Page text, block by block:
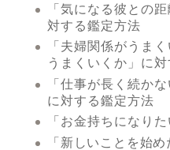
「気になる彼との
対する鑑定方法
「夫婦関係がうま
うまくいくか」に
「仕事が長く続か
に対する鑑定方法
「お金持ちになり
「新しいことを始